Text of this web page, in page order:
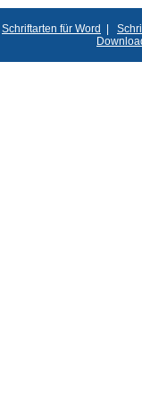
Schriftarten für Word |